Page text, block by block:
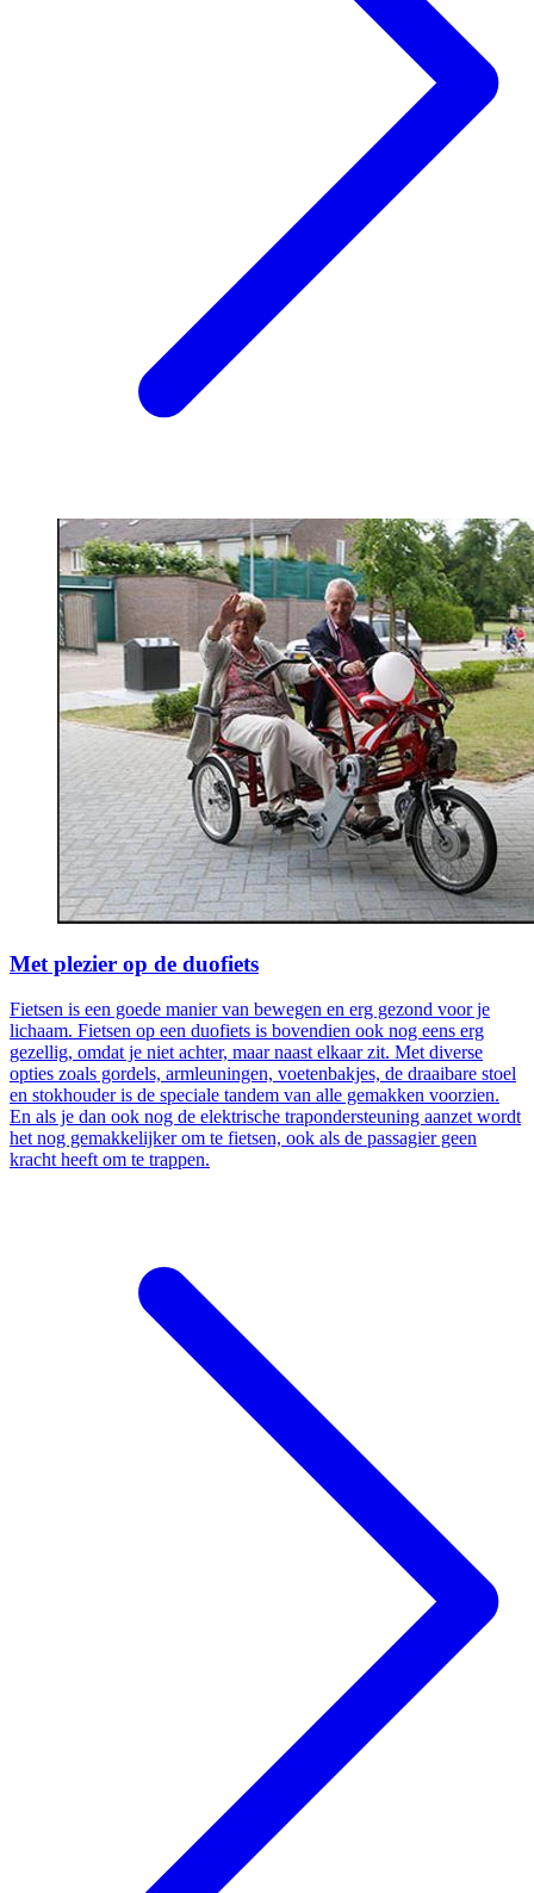
Met plezier op de duofiets
Fietsen is een goede manier van bewegen en erg gezond voor je
lichaam. Fietsen op een duofiets is bovendien ook nog eens erg
gezellig, omdat je niet achter, maar naast elkaar zit. Met diverse
opties zoals gordels, armleuningen, voetenbakjes, de draaibare stoel
en stokhouder is de speciale tandem van alle gemakken voorzien.
En als je dan ook nog de elektrische trapondersteuning aanzet wordt
het nog gemakkelijker om te fietsen, ook als de passagier geen
kracht heeft om te trappen.